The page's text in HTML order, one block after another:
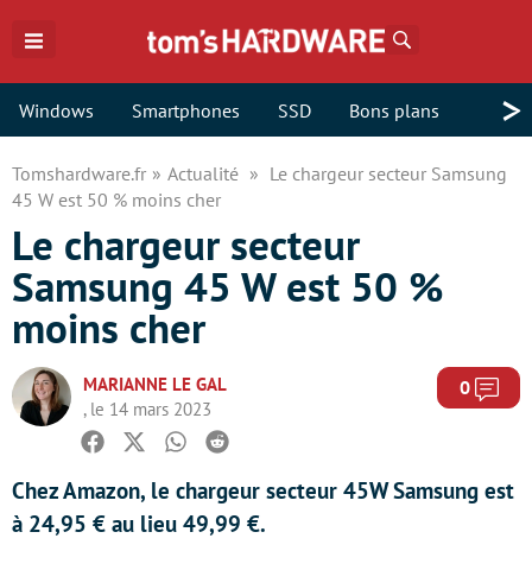
Windows Smartphones SSD Bons plans >
Tomshardware.fr Actualité
Le chargeur secteur Samsung
45 W est 50 % moins cher
Le chargeur secteur
Samsung 45 W est 50 %
moins cher
MARIANNE LE GAL
, le 14 mars 2023
0
Facebook
TwitterWhatsapp
Reddit
Chez Amazon, le chargeur secteur 45W Samsung est
à 24,95 € au lieu 49,99 €.